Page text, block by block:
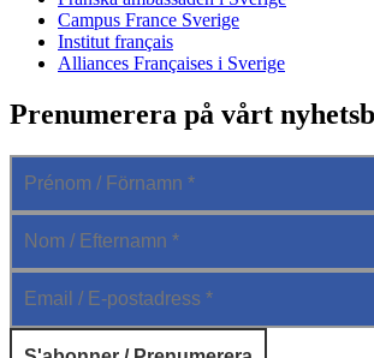
Campus France Sverige
Institut français
Alliances Françaises i Sverige
Prenumerera på vårt